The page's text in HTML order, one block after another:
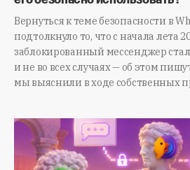
Вернуться к теме безопасности в
подтолкнуло то, что с начала лета
заблокированный мессенджер
и не во всех случаях — об этом
мы выяснили в ходе собственных